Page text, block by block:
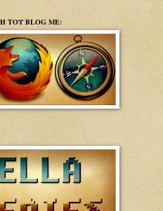
ΤΟΥ BLOG ΜΕ: